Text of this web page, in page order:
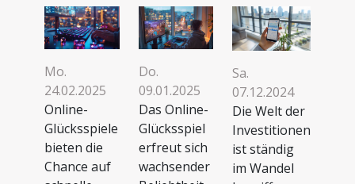
Mo.
24.02.2025
Online-
Glücksspiele
bieten die
Chance auf
Do.
09.01.2025
Das Online-
Glücksspiel
erfreut sich
wachsender
Sa.
07.12.2024
Die Welt der
Investitionen
ist ständig
im Wandel